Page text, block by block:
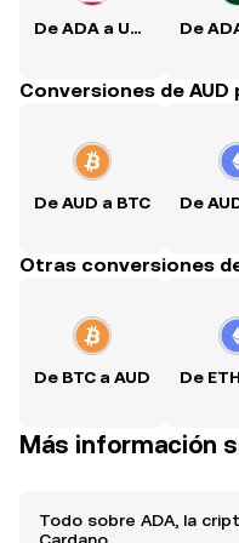
De ADA a USD
Conversiones de AUD
De AUD a BTC De
Otras conversiones
De BTC a AUD De
Más información
Todo sobre ADA, la